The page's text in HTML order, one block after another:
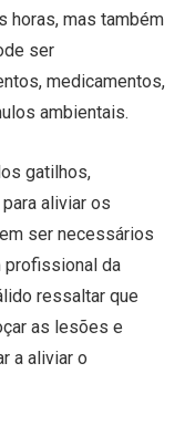
horas, mas também
ser
medicamentos,
ambientais.
gatilhos,
aliviar os
ser necessários
profissional da
ressaltar que
as lesões e
a aliviar o